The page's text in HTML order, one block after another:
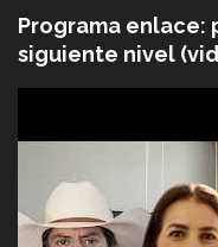
Programa enlace:
siguiente nivel